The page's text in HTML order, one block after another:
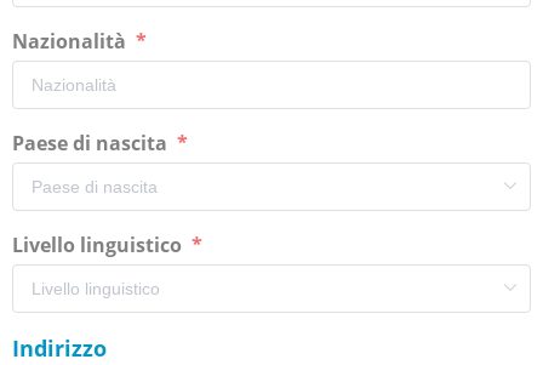
Nazionalità
Paese di nascita
Livello linguistico
Indirizzo